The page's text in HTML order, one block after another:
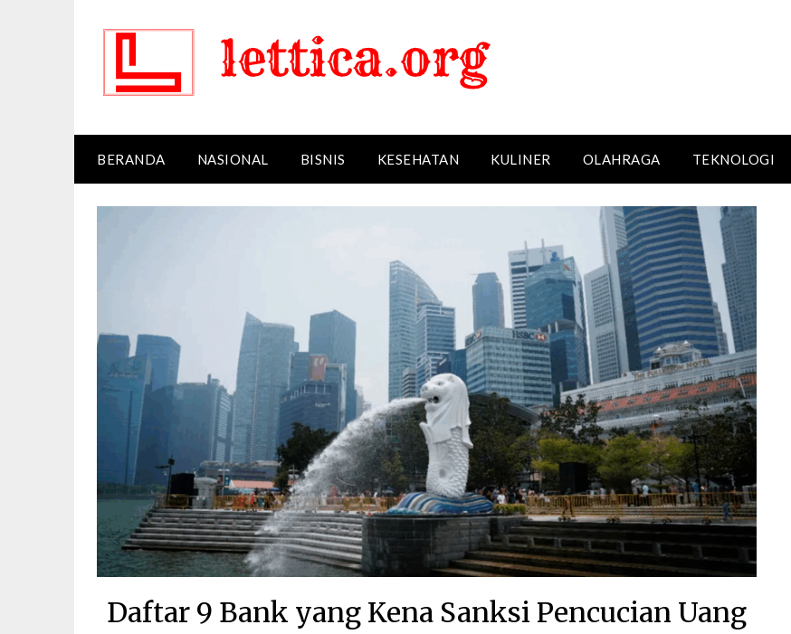
BERANDA NASIONAL BISNIS KESEHATAN KULINER OLAHRAGA TEKNOLOGI
Daftar 9 Bank yang Kena Sanksi Pencucian Uang